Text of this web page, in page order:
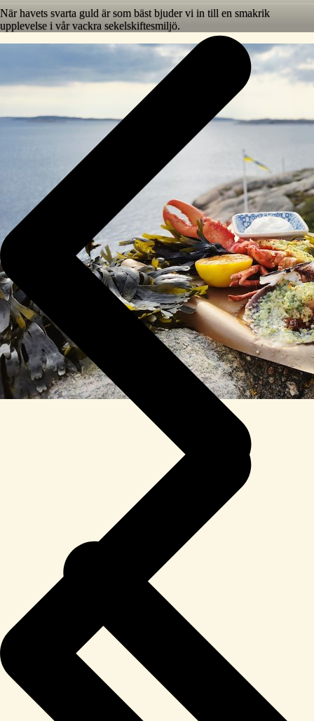
När havets svarta guld är som bäst bjuder vi in till en smakrik
upplevelse i vår vackra sekelskiftesmiljö.